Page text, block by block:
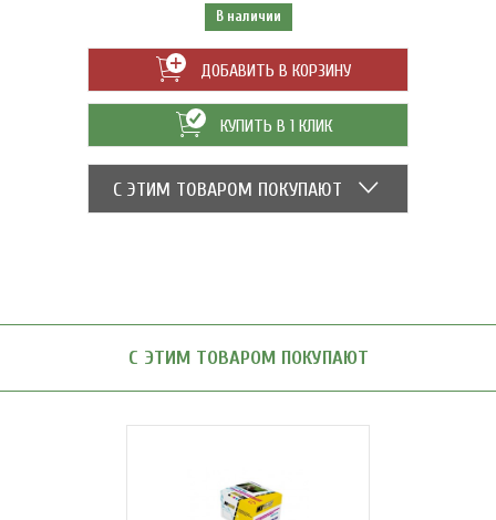
В наличии
ДОБАВИТЬ В КОРЗИНУ
КУПИТЬ В 1 КЛИК
С ЭТИМ ТОВАРОМ ПОКУПАЮТ
С ЭТИМ ТОВАРОМ ПОКУПАЮТ